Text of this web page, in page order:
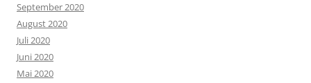
September 2020
August 2020
Juli 2020
Juni 2020
Mai 2020